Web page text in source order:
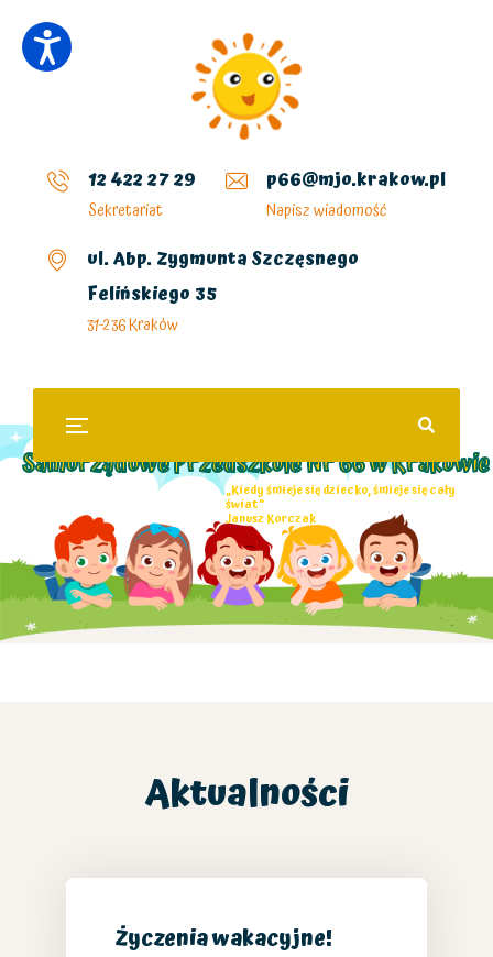
12 422 27 29
Sekretariat
p66@mjo.krakow.pl
Napisz wiadomość
ul. Abp. Zygmunta Szczęsnego
Felińskiego 35
31-236 Kraków
„Kiedy śmieje się dziecko, śmieje się cały
świat”
Janusz Korczak
Samorządowe Przedszkole Nr 66 w Krakowie
Aktualności
Życzenia wakacyjne!